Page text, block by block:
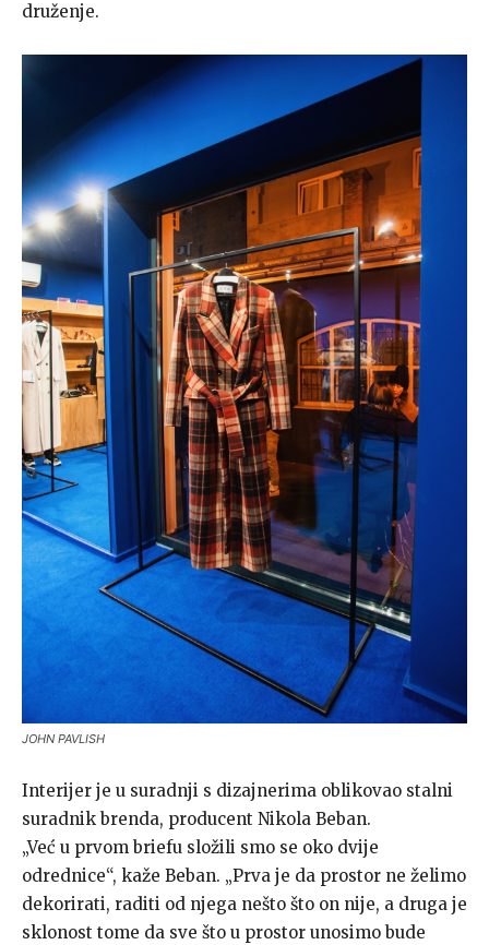
druženje.
JOHN PAVLISH
Interijer je u suradnji s dizajnerima oblikovao stalni
suradnik brenda, producent Nikola Beban.
„Već u prvom briefu složili smo se oko dvije
odrednice“, kaže Beban. „Prva je da prostor ne želimo
dekorirati, raditi od njega nešto što on nije, a druga je
sklonost tome da sve što u prostor unosimo bude